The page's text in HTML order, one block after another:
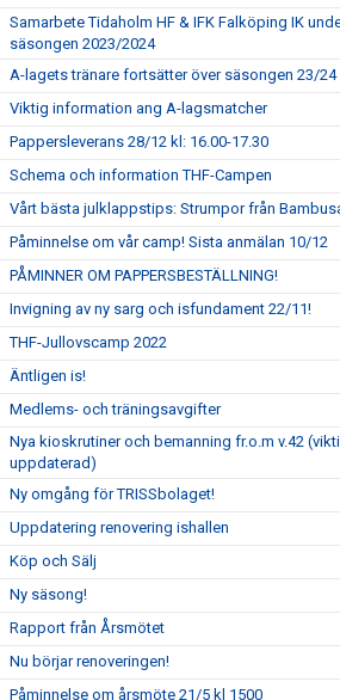
Samarbete Tidaholm HF & IFK Falköping IK
säsongen 2023/2024
A-lagets tränare fortsätter över säsongen 23/24
Viktig information ang A-lagsmatcher
Pappersleverans 28/12 kl: 16.00-17.30
Schema och information THF-Campen
Vårt bästa julklappstips: Strumpor från
Påminnelse om vår camp! Sista anmälan 10/12
PÅMINNER OM PAPPERSBESTÄLLNING!
Invigning av ny sarg och isfundament 22/11!
THF-Jullovscamp 2022
Äntligen is!
Medlems- och träningsavgifter
Nya kioskrutiner och bemanning fr.o.m v.42
uppdaterad)
Ny omgång för TRISSbolaget!
Uppdatering renovering ishallen
Köp och Sälj
Ny säsong!
Rapport från Årsmötet
Nu börjar renoveringen!
Påminnelse om årsmöte 21/5 kl 1500